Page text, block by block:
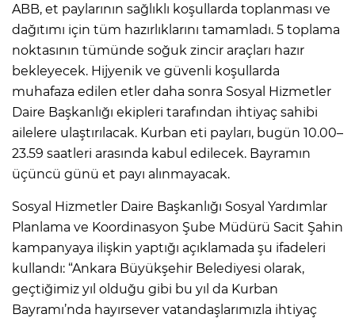
ABB, et paylarının sağlıklı koşullarda toplanması ve
dağıtımı için tüm hazırlıklarını tamamladı. 5 toplama
noktasının tümünde soğuk zincir araçları hazır
bekleyecek. Hijyenik ve güvenli koşullarda
muhafaza edilen etler daha sonra Sosyal Hizmetler
Daire Başkanlığı ekipleri tarafından ihtiyaç sahibi
ailelere ulaştırılacak. Kurban eti payları, bugün 10.00–
23.59 saatleri arasında kabul edilecek. Bayramın
üçüncü günü et payı alınmayacak.
Sosyal Hizmetler Daire Başkanlığı Sosyal Yardımlar
Planlama ve Koordinasyon Şube Müdürü Sacit Şahin
kampanyaya ilişkin yaptığı açıklamada şu ifadeleri
kullandı: “Ankara Büyükşehir Belediyesi olarak,
geçtiğimiz yıl olduğu gibi bu yıl da Kurban
Bayramı’nda hayırsever vatandaşlarımızla ihtiyaç